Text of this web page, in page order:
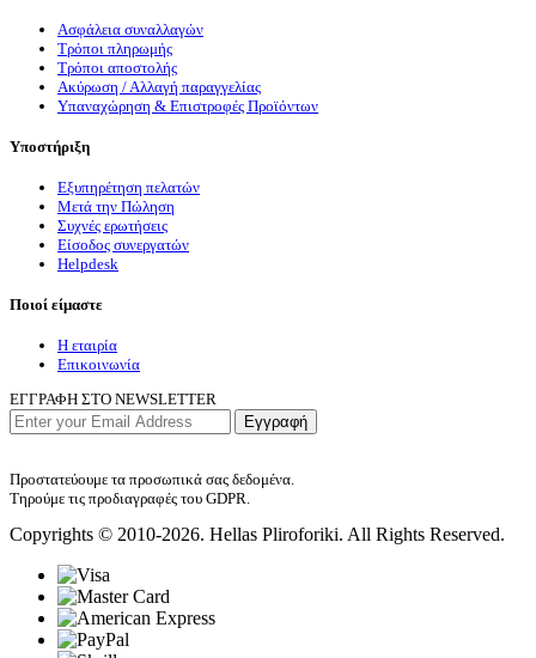
Ασφάλεια συναλλαγών
Τρόποι πληρωμής
Τρόποι αποστολής
Ακύρωση / Αλλαγή παραγγελίας
Υπαναχώρηση & Επιστροφές Προϊόντων
Υποστήριξη
Εξυπηρέτηση πελατών
Μετά την Πώληση
Συχνές ερωτήσεις
Είσοδος συνεργατών
Helpdesk
Ποιοί είμαστε
Η εταιρία
Επικοινωνία
ΕΓΓΡΑΦΗ ΣΤΟ NEWSLETTER
Εγγραφή
Προστατεύουμε τα προσωπικά σας δεδομένα.
Τηρούμε τις προδιαγραφές του GDPR.
Copyrights © 2010-2026. Hellas Pliroforiki. All Rights Reserved.